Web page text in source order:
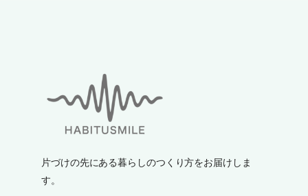
片づけの先にある暮らしのつくり方をお届けしま
す。